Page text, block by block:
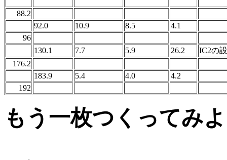
88.2
92.0
10.9 8.5
4.1
96
130.1
7.7 5.9 26.2
IC2の
176.2
183.9
5.4 4.0
4.2
192
もう一枚つくってみ